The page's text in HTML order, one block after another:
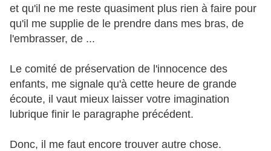
et qu'il ne me reste quasiment plus rien à faire pour
qu'il me supplie de le prendre dans mes bras, de
l'embrasser, de ...
Le comité de préservation de l'innocence des
enfants, me signale qu'à cette heure de grande
écoute, il vaut mieux laisser votre imagination
lubrique finir le paragraphe précédent.
Donc, il me faut encore trouver autre chose.